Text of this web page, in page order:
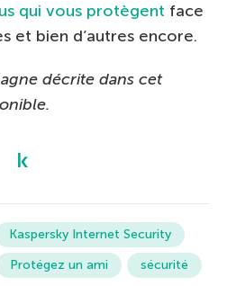
qui vous protègent face
et bien d’autres encore.
décrite dans cet
Kaspersky Internet Security
Protégez un ami sécurité